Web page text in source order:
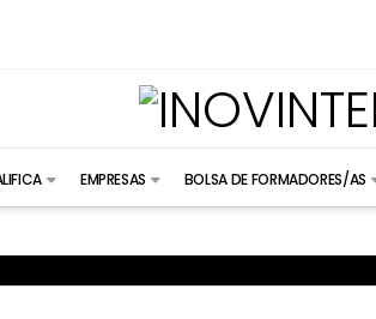
EMPRESAS BOLSA DE FORMADORES/AS